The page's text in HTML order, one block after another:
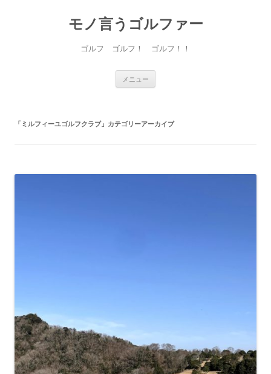
モノ言うゴルファー
ゴルフ ゴルフ！ ゴルフ！！
メニュー
ス
「ミルフィーユゴルフクラブ」カテゴリーアーカイブ